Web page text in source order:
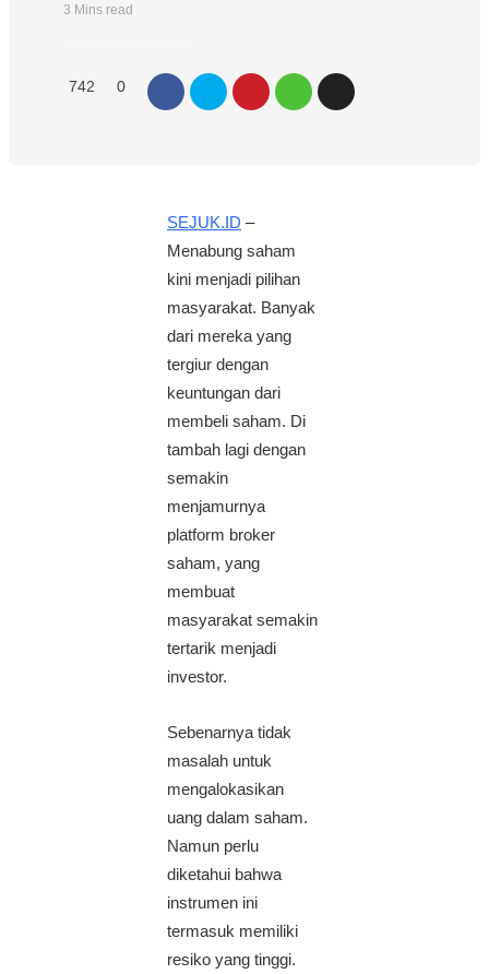
3 Mins read
742 0
SEJUK.ID –
Menabung saham
kini menjadi pilihan
masyarakat. Banyak
dari mereka yang
tergiur dengan
keuntungan dari
membeli saham. Di
tambah lagi dengan
semakin
menjamurnya
platform broker
saham, yang
membuat
masyarakat semakin
tertarik menjadi
investor.
Sebenarnya tidak
masalah untuk
mengalokasikan
uang dalam saham.
Namun perlu
diketahui bahwa
instrumen ini
termasuk memiliki
resiko yang tinggi.